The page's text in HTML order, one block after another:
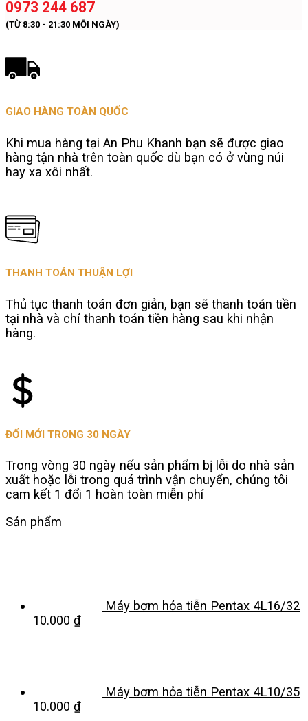
0973 244 687
(TỪ 8:30 - 21:30 MỖI NGÀY)
GIAO HÀNG TOÀN QUỐC
Khi mua hàng tại An Phu Khanh bạn sẽ được giao
hàng tận nhà trên toàn quốc dù bạn có ở vùng núi
hay xa xôi nhất.
THANH TOÁN THUẬN LỢI
Thủ tục thanh toán đơn giản, bạn sẽ thanh toán tiền
tại nhà và chỉ thanh toán tiền hàng sau khi nhận
hàng.
ĐỔI MỚI TRONG 30 NGÀY
Trong vòng 30 ngày nếu sản phẩm bị lỗi do nhà sản
xuất hoặc lỗi trong quá trình vận chuyển, chúng tôi
cam kết 1 đổi 1 hoàn toàn miễn phí
Sản phẩm
Máy bơm hỏa tiễn Pentax 4L16/32
10.000 ₫
Máy bơm hỏa tiễn Pentax 4L10/35
10.000 ₫